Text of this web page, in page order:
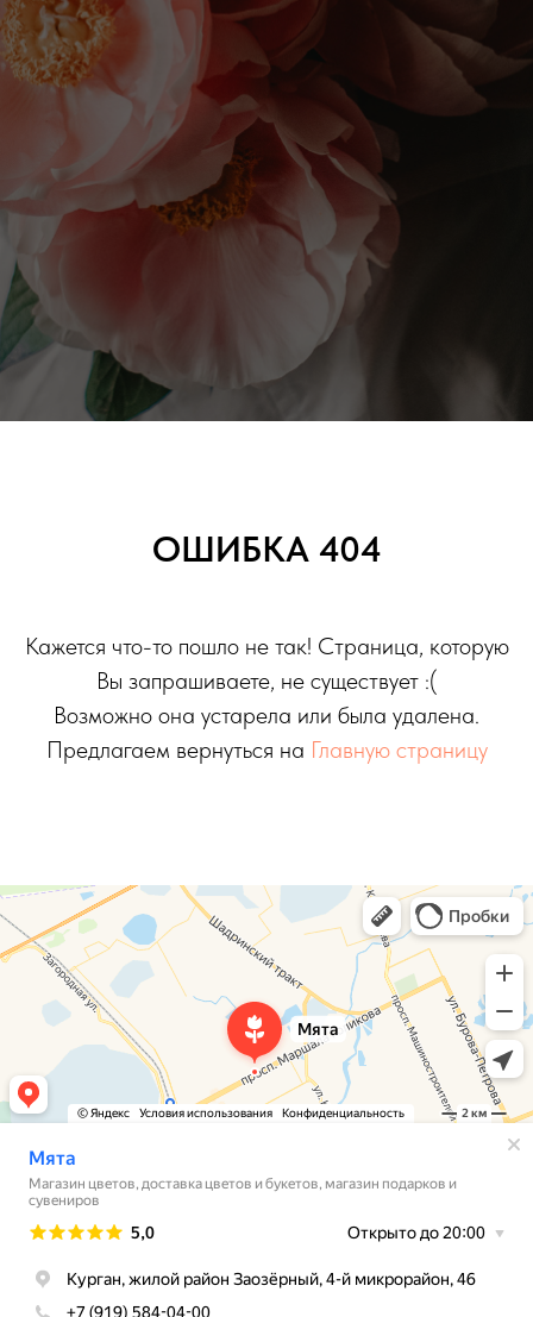
ОШИБКА 404
Кажется что-то пошло не так! Страница, которую
Вы запрашиваете, не существует :(
Возможно она устарела или была удалена.
Предлагаем вернуться на Главную страницу